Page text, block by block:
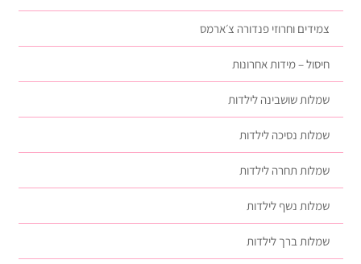
צמידים וחרוזי פנדורה צ׳ארמס
חיסול – מידות אחרונות
שמלות שושבינה לילדות
שמלות נסיכה לילדות
שמלות תחרה לילדות
שמלות נשף לילדות
שמלות ברך לילדות